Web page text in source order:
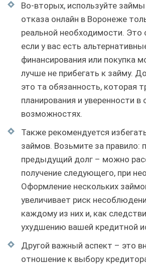
Во-вторых, используйте займы
отказа онлайн в Воронеже
реальной необходимости. Это
если у вас есть
финансирования или покупка
лучше не прибегать к займу.
это та обязанность, которая
планирования и уверенности
возможностях.
Также рекомендуется
займов. Возьмите за правило:
предыдущий долг – можно
получение следующего, при
Оформление нескольких
увеличивает риск
каждому из них и, как
ухудшению вашей кредитной
Другой важный аспект – это
отношение к выбору